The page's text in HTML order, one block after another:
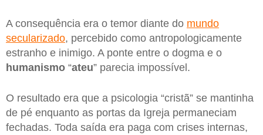
A consequência era o temor diante do mundo
secularizado, percebido como antropologicamente
estranho e inimigo. A ponte entre o dogma e o
humanismo “ateu” parecia impossível.
O resultado era que a psicologia “cristã” se mantinha
de pé enquanto as portas da Igreja permaneciam
fechadas. Toda saída era paga com crises internas,